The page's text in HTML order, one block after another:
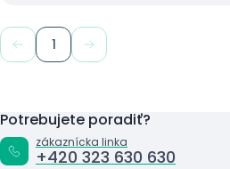
1
Potrebujete poradiť?
zákaznícka linka
+420 323 630 630